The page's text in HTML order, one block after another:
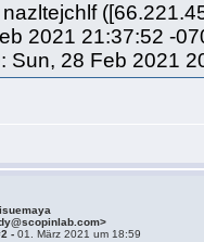
2021 21:37:52 -
Sun, 28 Feb 2021
-01. März 2021 um 18:59